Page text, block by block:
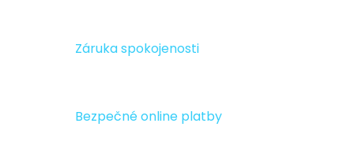
Záruka spokojenosti
Bezpečné online platby